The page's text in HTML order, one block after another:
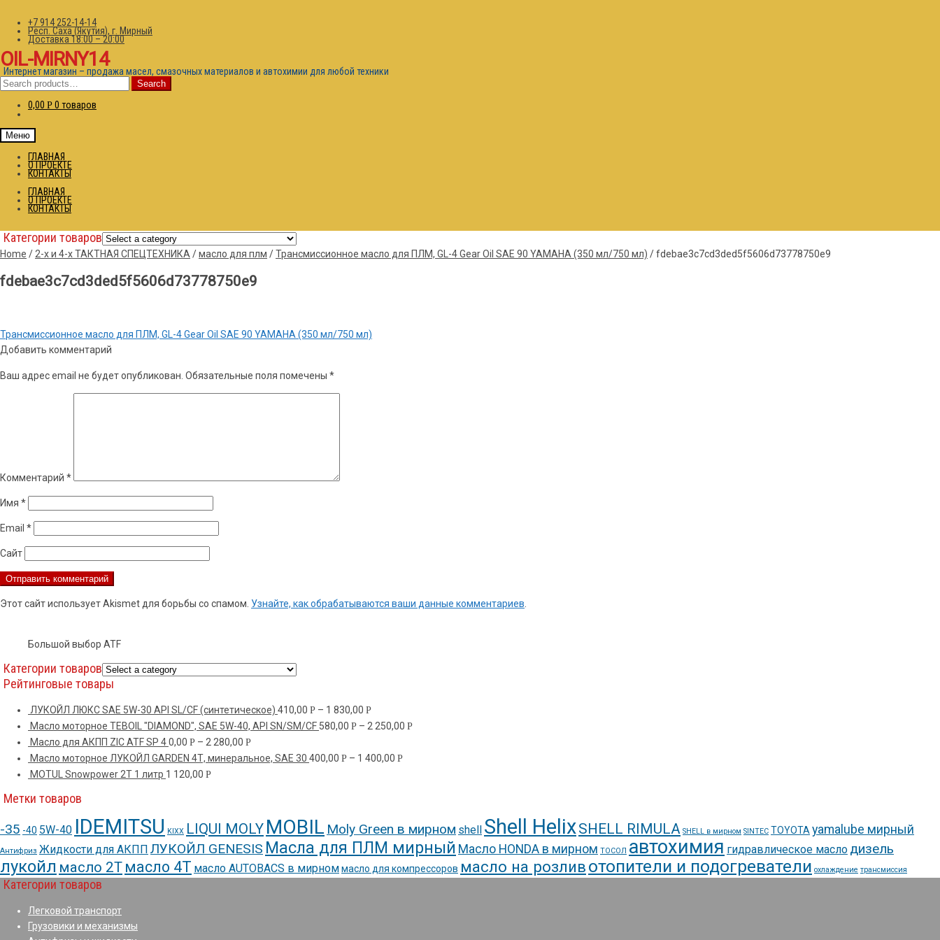
+7 914 252-14-14
Респ. Саха (Якутия), г. Мирный
Доставка 18:00 – 20:00
OIL-MIRNY14
Интернет магазин – продажа масел, смазочных материалов и автохимии для любой техники
Search
for: Search
0,00 Р 0 товаров
Меню
ГЛАВНАЯ
О ПРОЕКТЕ
КОНТАКТЫ
ГЛАВНАЯ
О ПРОЕКТЕ
КОНТАКТЫ
Категории товаров
Home / 2-х и 4-х ТАКТНАЯ СПЕЦТЕХНИКА /масло для плм /Трансмиссионное масло для ПЛМ, GL-4 Gear Oil SAE 90 YAMAHA (350 мл/750 мл) /fdebae3c7cd3ded5f5606d73778750e9
fdebae3c7cd3ded5f5606d73778750e9
Навигация
по
Предыдущая
запись:
Трансмиссионное масло для ПЛМ, GL-4 Gear Oil SAE 90 YAMAHA (350 мл/750 мл)
Добавить комментарий
Ваш адрес email не будет опубликован. Обязательные поля помечены *
Комментарий *
Имя *
Email *
Сайт
Этот сайт использует Akismet для борьбы со спамом. Узнайте, как обрабатываются ваши данные комментариев
Большой выбор ATF
Категории товаров
Рейтинговые товары
ЛУКОЙЛ ЛЮКС SAE 5W-30 API SL/CF (синтетическое) 410,00 Р – 1 830,00 Р
Масло моторное TEBOIL "DIAMOND", SAE 5W-40, API SN/SM/CF 580,00 Р – 2 250,00 Р
Масло для АКПП ZIC ATF SP 40,00 Р – 2 280,00 Р
Масло моторное ЛУКОЙЛ GARDEN 4Т, минеральное, SAE 30 400,00 Р – 1 400,00 Р
MOTUL Snowpower 2T 1 литр 1 120,00 Р
Метки товаров
-35 -40 5W-40 IDEMITSU KIXX LIQUI MOLY MOBIL Moly Green в мирном shell Shell HelixSHELL RIMULA SHELL в мирном SINTEC TOYOTA yamalube мирный
Антифриз Жидкости для АКПП ЛУКОЙЛ GENESIS Масла для ПЛМ мирный Масло HONDA в мирном ТОСОЛ автохимия гидравлическое масло дизель
лукойл масло 2Т масло 4Т масло AUTOBACS в мирноммасло для компрессоров масло на розливотопители и подогреватели охлаждение трансмиссия
Категории товаров
Легковой транспорт
Грузовики и механизмы